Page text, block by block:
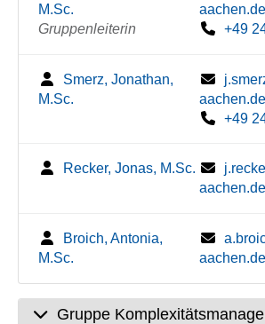
M.Sc.
Gruppenleiterin
aachen.de
+49
Smerz, Jonathan,
M.Sc.
aachen.de
+49
Recker, Jonas, M.Sc.
aachen.de
Broich, Antonia,
M.Sc.
aachen.de
Gruppe